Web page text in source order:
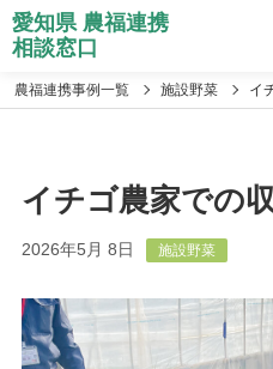
愛知県 農福連携
相談窓口
農福連携事例一覧 施設野菜 イ
イチゴ農家での
2026年5月 8日 施設野菜